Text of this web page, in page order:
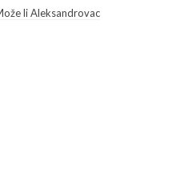
li Aleksandrovac